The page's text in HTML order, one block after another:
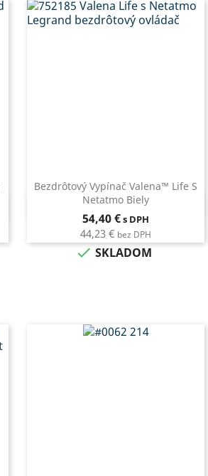
Bezdrôtový Vypínač Valena™ Life S
Netatmo Biely
Cena
54,40 €s DPH
44,23 € bez DPH
 SKLADOM
Rýchly náhľad